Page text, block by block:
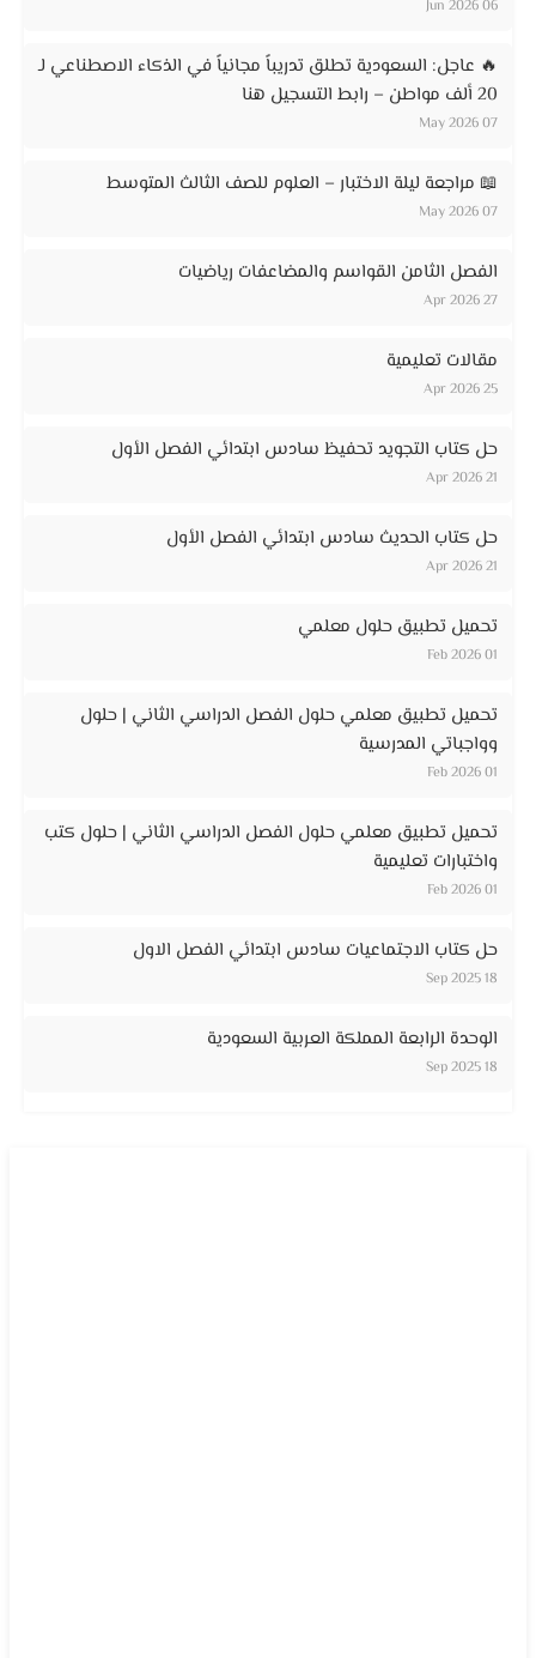
06 Jun 2026
🔥 عاجل: السعودية تطلق تدريباً مجانياً في الذكاء الاصطناعي لـ
20 ألف مواطن – رابط التسجيل هنا
07 May 2026
📖 مراجعة ليلة الاختبار – العلوم للصف الثالث المتوسط
07 May 2026
الفصل الثامن القواسم والمضاعفات رياضيات
27 Apr 2026
مقالات تعليمية
25 Apr 2026
حل كتاب التجويد تحفيظ سادس ابتدائي الفصل الأول
21 Apr 2026
حل كتاب الحديث سادس ابتدائي الفصل الأول
21 Apr 2026
تحميل تطبيق حلول معلمي
01 Feb 2026
تحميل تطبيق معلمي حلول الفصل الدراسي الثاني | حلول
وواجباتي المدرسية
01 Feb 2026
تحميل تطبيق معلمي حلول الفصل الدراسي الثاني | حلول كتب
واختبارات تعليمية
01 Feb 2026
حل كتاب الاجتماعيات سادس ابتدائي الفصل الاول
18 Sep 2025
الوحدة الرابعة المملكة العربية السعودية
18 Sep 2025